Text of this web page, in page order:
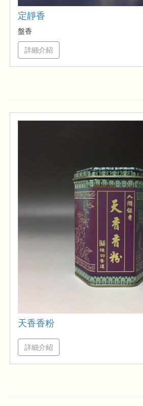
定靜香
盤香
詳細介紹
天香香粉
詳細介紹